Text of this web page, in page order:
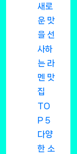
새로
운 맛
을 선
사하
는 라
멘 맛
집
TO
P 5
다양
한 소